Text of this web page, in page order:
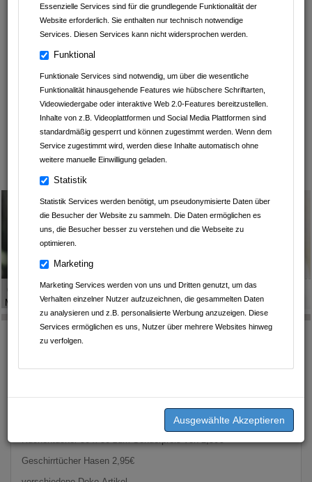
Essenzielle Services sind für die grundlegende Funktionalität der
Website erforderlich. Sie enthalten nur technisch notwendige
Services. Diesen Services kann nicht widersprochen werden.
Funktional
Funktionale Services sind notwendig, um über die wesentliche
Funktionalität hinausgehende Features wie hübschere Schriftarten,
Videowiedergabe oder interaktive Web 2.0-Features bereitzustellen.
Inhalte von z.B. Videoplattformen und Social Media Plattformen sind
standardmäßig gesperrt und können zugestimmt werden. Wenn dem
Service zugestimmt wird, werden diese Inhalte automatisch ohne
weitere manuelle Einwilligung geladen.
Statistik
Statistik Services werden benötigt, um pseudonymisierte Daten über
die Besucher der Website zu sammeln. Die Daten ermöglichen es
uns, die Besucher besser zu verstehen und die Webseite zu
optimieren.
Marketing
Marketing Services werden von uns und Dritten genutzt, um das
Verhalten einzelner Nutzer aufzuzeichnen, die gesammelten Daten
zu analysieren und z.B. personalisierte Werbung anzuzeigen. Diese
Services ermöglichen es uns, Nutzer über mehrere Websites hinweg
zu verfolgen.
Betten-Stumpf KG
Heart Balls Tattoo
Praxis der energetischen Heilung
Kartoffelhof Schmälzle
Geschrieben am27.03.2025 vonB. Wilhelm Schwab Raumausstatter-
Meisterbetrieb
OSTERN IST SCHON
IN SICHTWEITE
Hier eine kleine Auswahl unserer Angebote zu Ostern:
Geschirrtücher Hasen 2,95€